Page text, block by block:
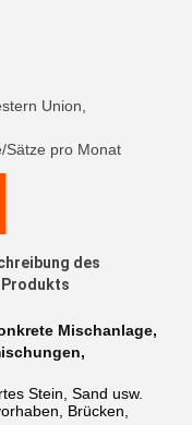
Union,
Sätze pro Monat
des
Produkts
Mischanlage,
,
Stein, Sand usw.
Brücken,